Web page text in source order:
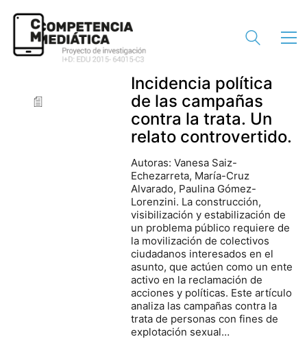
Incidencia política
de las campañas
contra la trata. Un
relato controvertido.
Autoras: Vanesa Saiz-
Echezarreta, María-Cruz
Alvarado, Paulina Gómez-
Lorenzini. La construcción,
visibilización y estabilización de
un problema público requiere de
la movilización de colectivos
ciudadanos interesados en el
asunto, que actúen como un ente
activo en la reclamación de
acciones y políticas. Este artículo
analiza las campañas contra la
trata de personas con fines de
explotación sexual…